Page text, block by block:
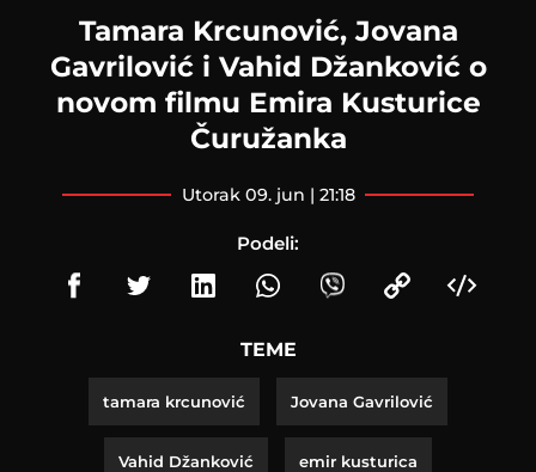
Tamara Krcunović, Jovana
Gavrilović i Vahid Džanković o
novom filmu Emira Kusturice
Čuružanka
utorak 09. jun | 21:18
Podeli:
TEME
tamara krcunović Jovana Gavrilović
Vahid Džanković emir kusturica